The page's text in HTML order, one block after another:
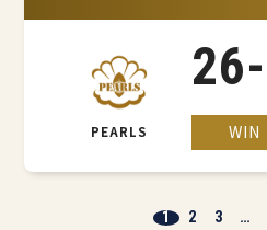
PEARLS
26-
WIN
1 2 3 …